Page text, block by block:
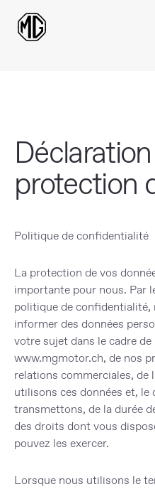
protection
Politique de confidentialité
La protection de vos
importante pour nous. Par
politique de confidentialité,
informer des données
votre sujet dans le cadre
www.mgmotor.ch, de nos
relations commerciales, de
utilisons ces données et, le
transmettons, de la durée
des droits dont vous
pouvez les exercer.
Lorsque nous utilisons le